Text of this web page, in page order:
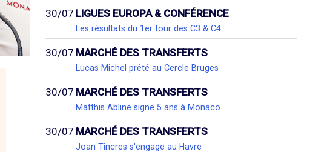
30/07 LIGUES EUROPA & CONFÉRENCE
Les résultats du 1er tour des C3 & C4
30/07 MARCHÉ DES TRANSFERTS
Lucas Michel prêté au Cercle Bruges
30/07 MARCHÉ DES TRANSFERTS
Matthis Abline signe 5 ans à Monaco
30/07 MARCHÉ DES TRANSFERTS
Joan Tincres s'engage au Havre